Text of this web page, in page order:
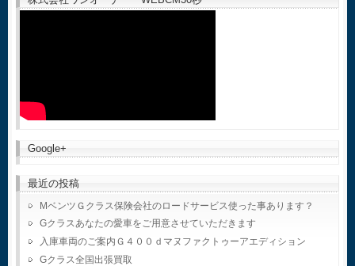
Google+
最近の投稿
MベンツＧクラス保険会社のロードサービス使った事あります？
Gクラスあなたの愛車をご用意させていただきます
入庫車両のご案内Ｇ４００ｄマヌファクトゥーアエディション
Gクラス全国出張買取